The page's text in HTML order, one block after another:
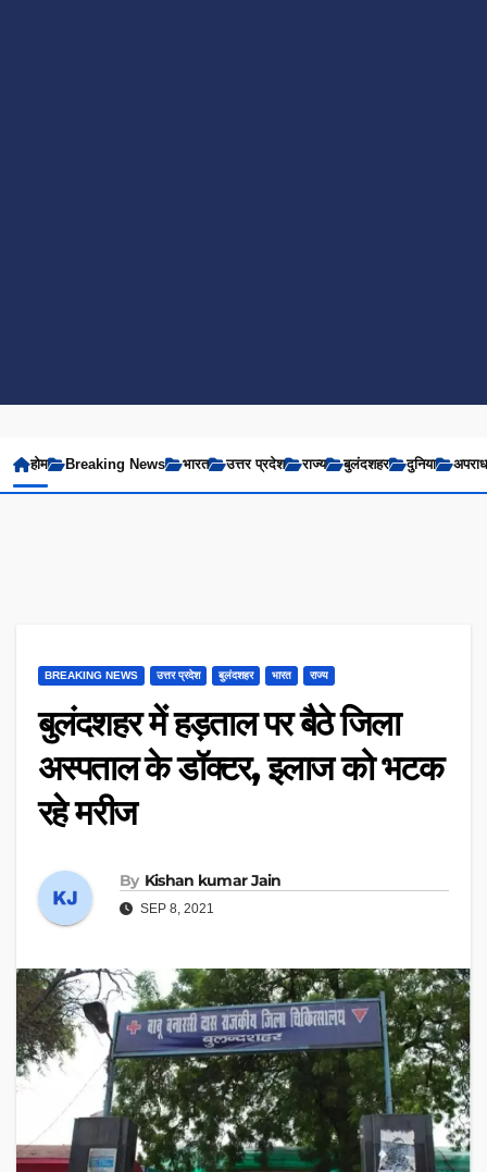
होम Breaking News भारत उत्तर प्रदेश राज्य बुलंदशहर दुनिया अपराध
BREAKING NEWS उत्तर प्रदेश बुलंदशहर भारत राज्य
बुलंदशहर में हड़ताल पर बैठे जिला
अस्पताल के डॉक्टर, इलाज को भटक
रहे मरीज
By Kishan kumar Jain
SEP 8, 2021